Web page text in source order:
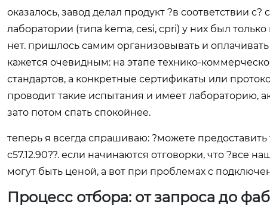
оказалось, завод делал продукт ?в соответствии
лаборатории (типа kema, cesi, cpri) у них был
нет. пришлось самим организовывать и
кажется очевидным: на этапе технико-
стандартов, а конкретные сертификаты или
проводит такие испытания и имеет лабораторию,
зато потом спать спокойнее.
теперь я всегда спрашиваю: ?можете предоставить
c57.12.90??. если начинаются отговорки, что ?все
могут быть ценой, а вот при проблемах с
Процесс отбора: от запроса до